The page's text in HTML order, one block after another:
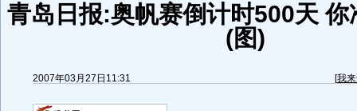
青岛日报:奥帆赛倒计时500天
(图)
2007年03月27日11:31 [我